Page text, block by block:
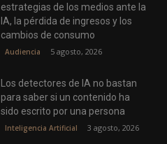
estrategias de los medios ante la
IA, la pérdida de ingresos y los
cambios de consumo
Audiencia 5 agosto, 2026
Los detectores de IA no bastan
para saber si un contenido ha
sido escrito por una persona
Inteligencia Artificial 3 agosto, 2026